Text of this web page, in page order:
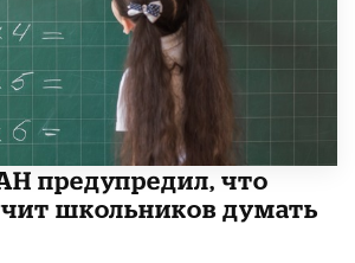
предупредил, что
школьников думать